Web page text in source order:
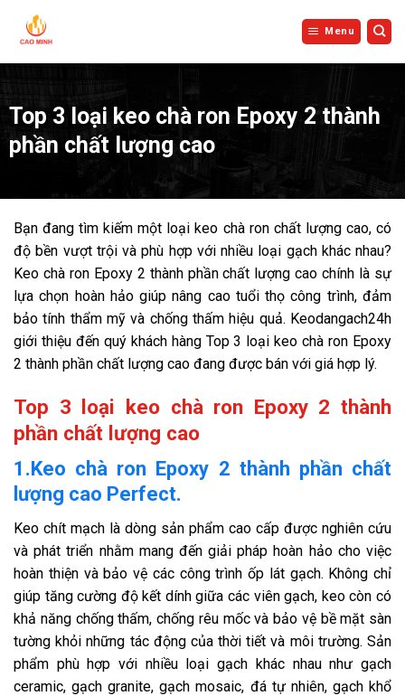
Menu
Top 3 loại keo chà ron Epoxy 2 thành
phần chất lượng cao
Bạn đang tìm kiếm một loại keo chà ron chất lượng cao, có
độ bền vượt trội và phù hợp với nhiều loại gạch khác nhau?
Keo chà ron Epoxy 2 thành phần chất lượng cao chính là sự
lựa chọn hoàn hảo giúp nâng cao tuổi thọ công trình, đảm
bảo tính thẩm mỹ và chống thấm hiệu quả. Keodangach24h
giới thiệu đến quý khách hàng Top 3 loại keo chà ron Epoxy
2 thành phần chất lượng cao đang được bán với giá hợp lý.
Top 3 loại keo chà ron Epoxy 2 thành
phần chất lượng cao
1.Keo chà ron Epoxy 2 thành phần chất
lượng cao Perfect.
Keo chít mạch là dòng sản phẩm cao cấp được nghiên cứu
và phát triển nhằm mang đến giải pháp hoàn hảo cho việc
hoàn thiện và bảo vệ các công trình ốp lát gạch. Không chỉ
giúp tăng cường độ kết dính giữa các viên gạch, keo còn có
khả năng chống thấm, chống rêu mốc và bảo vệ bề mặt sàn
tường khỏi những tác động của thời tiết và môi trường. Sản
phẩm phù hợp với nhiều loại gạch khác nhau như gạch
ceramic, gạch granite, gạch mosaic, đá tự nhiên, gạch khổ